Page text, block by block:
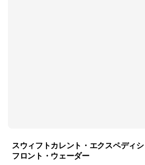
スウィフトカレント・エクスペディ
フロント・ウェーダー